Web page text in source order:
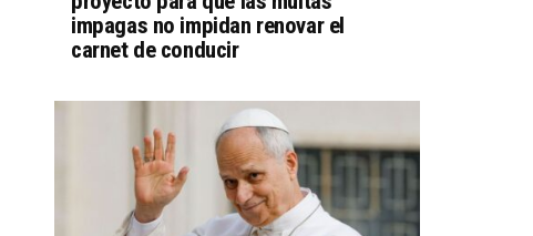
impagas no impidan renovar el
carnet de conducir